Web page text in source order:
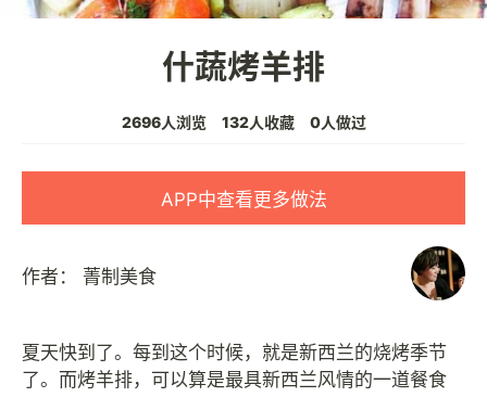
什蔬烤羊排
2696人浏览 132人收藏 0人做过
APP中查看更多做法
作者： 菁制美食
夏天快到了。每到这个时候，就是新西兰的烧烤季节
了。而烤羊排，可以算是最具新西兰风情的一道餐食